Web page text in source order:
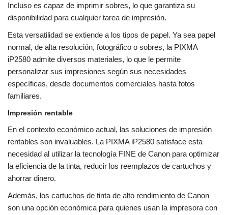
Incluso es capaz de imprimir sobres, lo que garantiza su
disponibilidad para cualquier tarea de impresión.
Esta versatilidad se extiende a los tipos de papel. Ya sea papel
normal, de alta resolución, fotográfico o sobres, la PIXMA
iP2580 admite diversos materiales, lo que le permite
personalizar sus impresiones según sus necesidades
específicas, desde documentos comerciales hasta fotos
familiares.
Impresión rentable
En el contexto económico actual, las soluciones de impresión
rentables son invaluables. La PIXMA iP2580 satisface esta
necesidad al utilizar la tecnología FINE de Canon para optimizar
la eficiencia de la tinta, reducir los reemplazos de cartuchos y
ahorrar dinero.
Además, los cartuchos de tinta de alto rendimiento de Canon
son una opción económica para quienes usan la impresora con